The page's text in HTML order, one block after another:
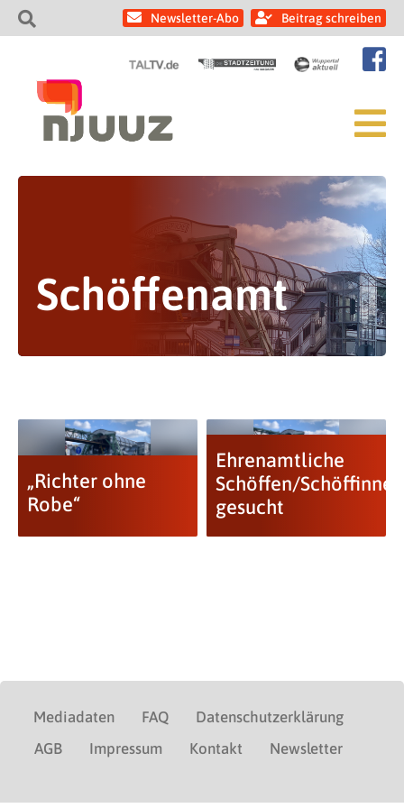
Newsletter-Abo Beitrag schreiben
Schöffenamt
„Richter ohne
Robe“
Ehrenamtliche
Schöffen/Schöffinnen
gesucht
Mediadaten FAQ
Datenschutzerklärung
AGB
Impressum Kontakt Newsletter